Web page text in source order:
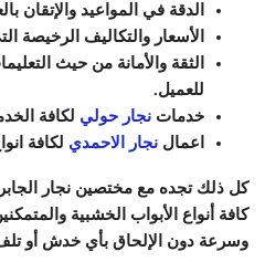
الدقة في المواعيد والإتقان
الأسعار والتكاليف الرخيصة
الثقة والأمانة من حيث
للعميل.
خدمات نجار حولي لكافة
اعمال نجار الاحمدي لكافة
كل ذلك تجده مع مختصين نجار
كافة أنواع الأبواب الخشبية
وسرعة دون الإلحاق بأي خدش أو